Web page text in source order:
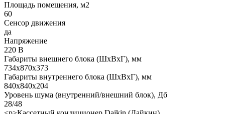
Площадь помещения, м2
60
Сенсор движения
да
Напряжение
220 В
Габариты внешнего блока (ШхВхГ), мм
734х870х373
Габариты внутреннего блока (ШхВхГ), мм
840х840х204
Уровень шума (внутренний/внешний блок), Дб
28/48